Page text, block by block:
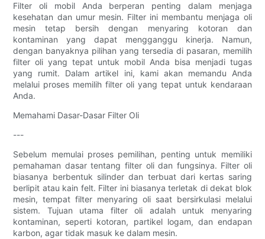
Filter oli mobil Anda berperan penting dalam menjaga
kesehatan dan umur mesin. Filter ini membantu menjaga oli
mesin tetap bersih dengan menyaring kotoran dan
kontaminan yang dapat mengganggu kinerja. Namun,
dengan banyaknya pilihan yang tersedia di pasaran, memilih
filter oli yang tepat untuk mobil Anda bisa menjadi tugas
yang rumit. Dalam artikel ini, kami akan memandu Anda
melalui proses memilih filter oli yang tepat untuk kendaraan
Anda.
Memahami Dasar-Dasar Filter Oli
---
Sebelum memulai proses pemilihan, penting untuk memiliki
pemahaman dasar tentang filter oli dan fungsinya. Filter oli
biasanya berbentuk silinder dan terbuat dari kertas saring
berlipit atau kain felt. Filter ini biasanya terletak di dekat blok
mesin, tempat filter menyaring oli saat bersirkulasi melalui
sistem. Tujuan utama filter oli adalah untuk menyaring
kontaminan, seperti kotoran, partikel logam, dan endapan
karbon, agar tidak masuk ke dalam mesin.